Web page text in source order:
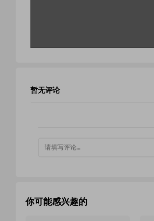
暂无评论
你可能感兴趣的